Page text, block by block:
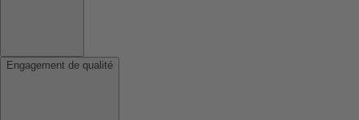
Engagement de qualité